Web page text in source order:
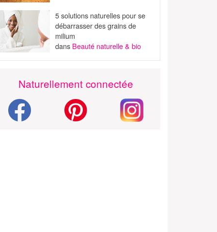
5 solutions naturelles pour se
débarrasser des grains de
milium
dans Beauté naturelle & bio
Naturellement connectée